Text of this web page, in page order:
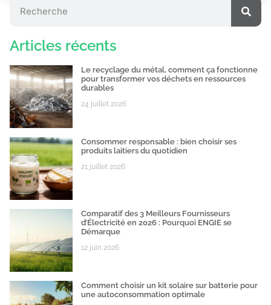
Articles récents
Le recyclage du métal, comment ça fonctionne
pour transformer vos déchets en ressources
durables
24 juillet 2026
Consommer responsable : bien choisir ses
produits laitiers du quotidien
21 juillet 2026
Comparatif des 3 Meilleurs Fournisseurs
d’Électricité en 2026 : Pourquoi ENGIE se
Démarque
12 juin 2026
Comment choisir un kit solaire sur batterie pour
une autoconsommation optimale